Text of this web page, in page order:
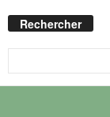
Rechercher